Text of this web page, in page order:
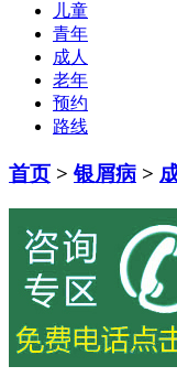
儿童
青年
成人
老年
预约
路线
首页 >银屑病 >